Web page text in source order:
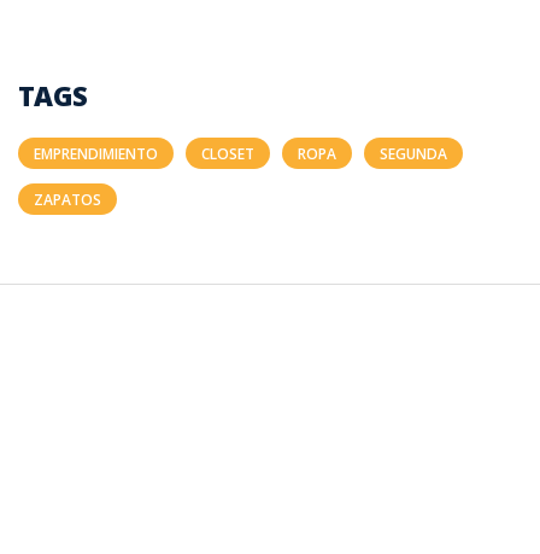
TAGS
EMPRENDIMIENTO CLOSET ROPA SEGUNDA
ZAPATOS